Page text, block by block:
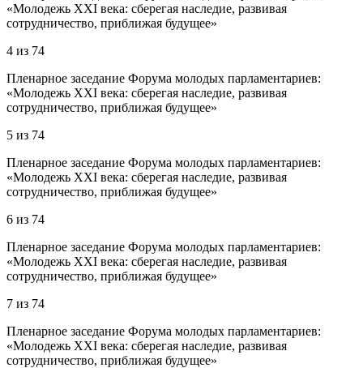
«Молодежь XXI века: сберегая наследие, развивая
сотрудничество, приближая будущее»
4 из 74
Пленарное заседание Форума молодых парламентариев:
«Молодежь XXI века: сберегая наследие, развивая
сотрудничество, приближая будущее»
5 из 74
Пленарное заседание Форума молодых парламентариев:
«Молодежь XXI века: сберегая наследие, развивая
сотрудничество, приближая будущее»
6 из 74
Пленарное заседание Форума молодых парламентариев:
«Молодежь XXI века: сберегая наследие, развивая
сотрудничество, приближая будущее»
7 из 74
Пленарное заседание Форума молодых парламентариев:
«Молодежь XXI века: сберегая наследие, развивая
сотрудничество, приближая будущее»